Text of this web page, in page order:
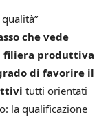
che vede
filiera produttiva
di favorire il
tutti orientati
la qualificazione